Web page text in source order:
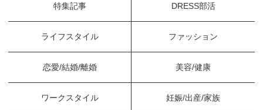
特集記事 DRESS部活
ライフスタイル ファッション
恋愛/結婚/離婚 美容/健康
ワークスタイル 妊娠/出産/家族